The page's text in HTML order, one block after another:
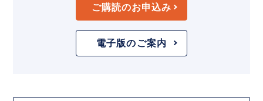
ご購読のお申込み
電子版のご案内